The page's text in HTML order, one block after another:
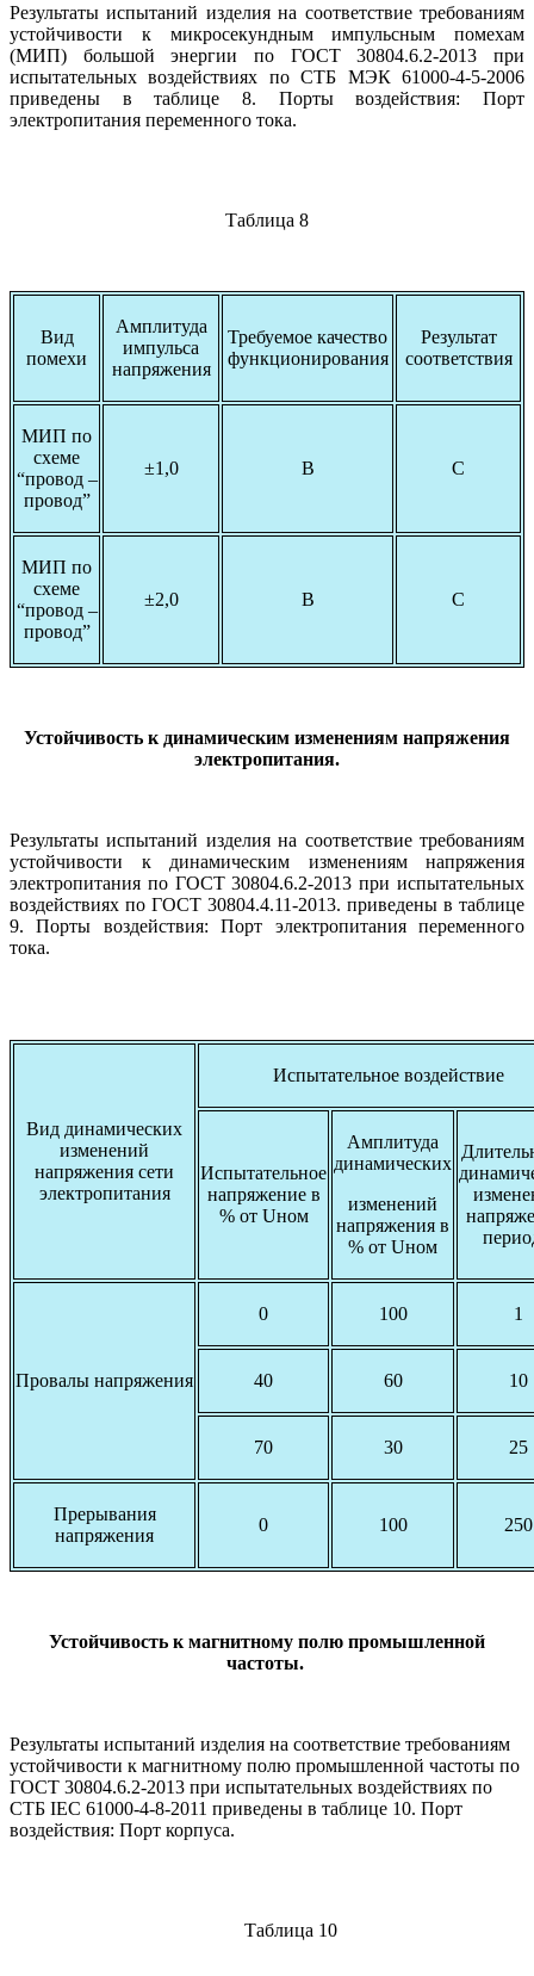
Результаты испытаний изделия на соответствие требованиям
устойчивости к микросекундным импульсным помехам
(МИП) большой энергии по ГОСТ 30804.6.2-2013 при
испытательных воздействиях по СТБ МЭК 61000-4-5-2006
приведены в таблице 8. Порты воздействия: Порт
электропитания переменного тока.
Таблица 8
Вид
помехи
Амплитуда
импульса
напряжения
Требуемое качество
функционирования
Результат
соответствия
МИП по
схеме
“провод –
провод”
±1,0 В С
МИП по
схеме
“провод –
провод”
±2,0 В С
Устойчивость к динамическим изменениям напряжения
электропитания.
Результаты испытаний изделия на соответствие требованиям
устойчивости к динамическим изменениям напряжения
электропитания по ГОСТ 30804.6.2-2013 при испытательных
воздействиях по ГОСТ 30804.4.11-2013. приведены в таблице
9. Порты воздействия: Порт электропитания переменного
тока.
Вид динамических
изменений
напряжения сети
электропитания
Испытательное воздействие
Испытательное
напряжение в
% от Uном
Амплитуда
динамических
изменений
напряжения в
% от Uном
Провалы напряжения
0 100 1
40 60 10
70 30 25
Прерывания
напряжения
0 100 250
Устойчивость к магнитному полю промышленной
частоты.
Результаты испытаний изделия на соответствие требованиям
устойчивости к магнитному полю промышленной частоты по
ГОСТ 30804.6.2-2013 при испытательных воздействиях по
СТБ IEC 61000-4-8-2011 приведены в таблице 10. Порт
воздействия: Порт корпуса.
Таблица 10